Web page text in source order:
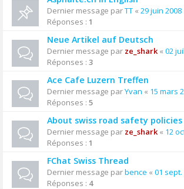
Dernier message parTT « 29 juin 2008
Réponses : 1
Neue Artikel auf Deutsch
Dernier message par ze_shark« 02
Réponses : 3
Ace Cafe Luzern Treffen
Dernier message parYvan « 15 mars
Réponses : 5
About swiss road safety policies
Dernier message par ze_shark« 12
Réponses : 1
FChat Swiss Thread
Dernier message parbence « 01 sept.
Réponses : 4